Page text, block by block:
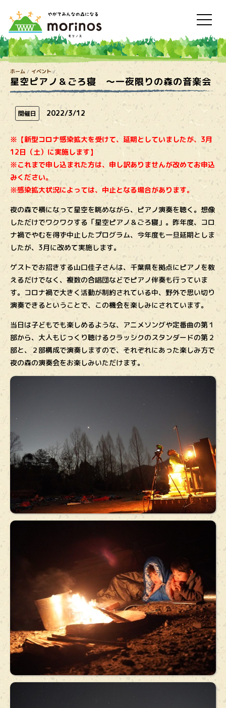
ホーム イベント
星空ピアノ＆ごろ寝 ～一夜限りの森の音楽会
開催日 2022/3/12
※【新型コロナ感染拡大を受けて、延期としていましたが、3月
12日（土）に実施します】
※これまで申し込まれた方は、申し訳ありませんが改めてお申込
みください。
※感染拡大状況によっては、中止となる場合があります。
夜の森で横になって星空を眺めながら、ピアノ演奏を聴く。想像
しただけでワクワクする「星空ピアノ＆ごろ寝」。昨年度、コロ
ナ禍でやむを得ず中止したプログラム、今年度も一旦延期としま
したが、3月に改めて実施します。
ゲストでお招きする山口佳子さんは、千葉県を拠点にピアノを教
えるだけでなく、複数の合唱団などでピアノ伴奏も行っていま
す。コロナ禍で大きく活動が制約されている中、野外で思い切り
演奏できるということで、この機会を楽しみにされています。
当日は子どもでも楽しめるような、アニメソングや定番曲の第１
部から、大人もじっくり聴けるクラッシクのスタンダードの第２
部と、２部構成で演奏しますので、それぞれにあった楽しみ方で
夜の森の演奏会をお楽しみいただけます。